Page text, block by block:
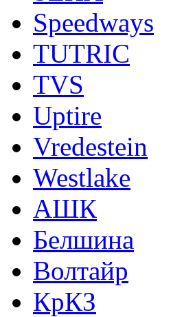
Speedways
TUTRIC
TVS
Uptire
Vredestein
Westlake
АШК
Белшина
Волтайр
КрКЗ